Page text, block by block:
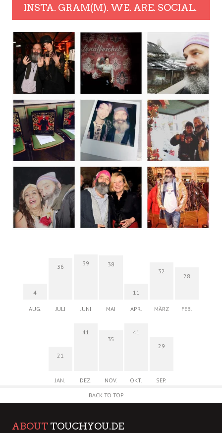
INSTA. GRAM(M). WE. ARE. SOCIAL.
4
AUG.
36
JULI
39
JUNI
38
MAI
11
APR.
32
MÄRZ
28
FEB.
21
JAN.
41
DEZ.
35
NOV.
41
OKT.
29
SEP.
BACK TO TOP
ABOUT TOUCHYOU.DE